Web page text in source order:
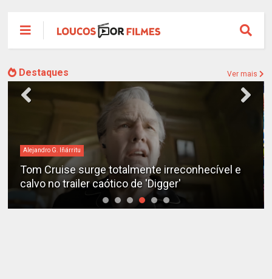
Destaques Ver mais
Alejandro G. Iñárritu
Tom Cruise surge totalmente irreconhecível e
calvo no trailer caótico de 'Digger'